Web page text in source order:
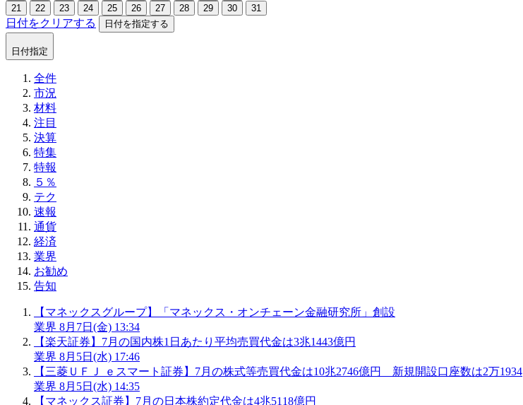
21
22 23 24 25 26 27 28 29 30 31
日付をクリアする 日付を指定する
日付指定
全件
市況
材料
注目
決算
特集
特報
５％
テク
速報
通貨
経済
業界
お勧め
告知
【マネックスグループ】「マネックス・オンチェーン金融研究所」創設
業界 8月7日(金) 13:34
【楽天証券】7月の国内株1日あたり平均売買代金は3兆1443億円
業界 8月5日(水) 17:46
【三菱ＵＦＪ ｅスマート証券】7月の株式等売買代金は10兆2746億円 新規開設口座数は2万1934
業界 8月5日(水) 14:35
【マネックス証券】7月の日本株約定代金は4兆5118億円